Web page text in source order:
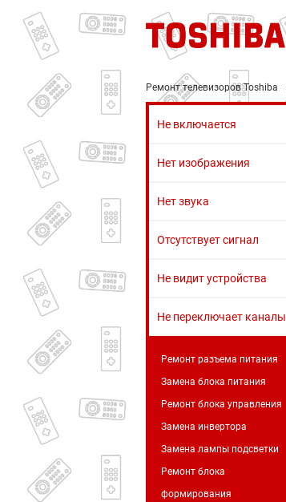
Ремонт телевизоров Toshiba
Не включается
Нет изображения
Нет звука
Отсутствует сигнал
Не видит устройства
Не переключает каналы
Ремонт разъема питания
Замена блока питания
Ремонт блока управления
Замена инвертора
Замена лампы подсветки
Ремонт блока
формирования